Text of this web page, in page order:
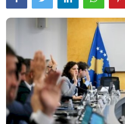
SHOWBIZ
SHENDETI
JETA
Gallery